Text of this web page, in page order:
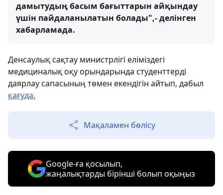
дамытудың басым бағыттарын айқындау
үшін пайдаланылатын болады",- делінген
хабарламада.
Денсаулық сақтау министрлігі еліміздегі
медициналық оқу орындарында студенттерді
даярлау сапасының төмен екендігін айтып, дабыл
қағуда.
Мақаламен бөлісу
Google-ға қосылып,
жаңалықтарды бірінші болып оқыңыз